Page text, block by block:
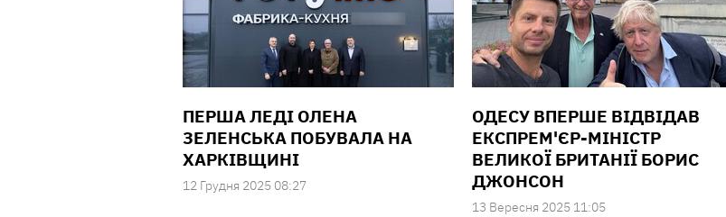
ПЕРША ЛЕДІ ОЛЕНА
ЗЕЛЕНСЬКА ПОБУВАЛА НА
ХАРКІВЩИНІ
12 Грудня 2025 08:27
ОДЕСУ ВПЕРШЕ ВІДВІДАВ
ЕКСПРЕМ'ЄР-МІНІСТР
ВЕЛИКОЇ БРИТАНІЇ БОРИС
ДЖОНСОН
13 Вересня 2025 11:05